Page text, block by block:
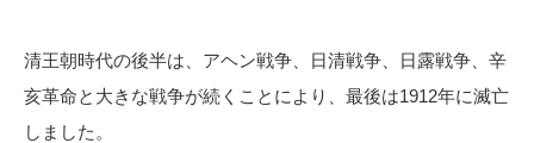
清王朝時代の後半は、アヘン戦争、日清戦争、日露戦争、辛
亥革命と大きな戦争が続くことにより、最後は1912年に滅亡
しました。